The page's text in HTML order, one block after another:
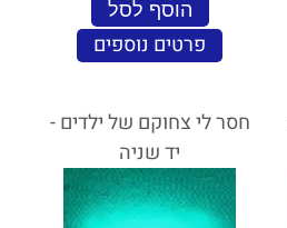
הוסף לסל
פרטים נוספים
חסר לי צחוקם של ילדים -
יד שניה